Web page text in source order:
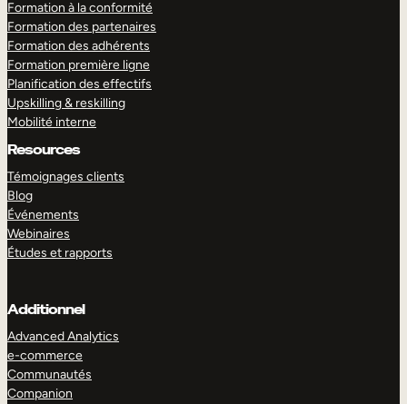
Formation à la conformité
Formation des partenaires
Formation des adhérents
Formation première ligne
Planification des effectifs
Upskilling & reskilling
Mobilité interne
Resources
Témoignages clients
Blog
Événements
Webinaires
Études et rapports
Additionnel
Advanced Analytics
e-commerce
Communautés
Companion